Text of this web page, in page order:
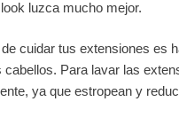
luzca mucho mejor.
cuidar tus extensiones es
Para lavar las
ya que estropean y